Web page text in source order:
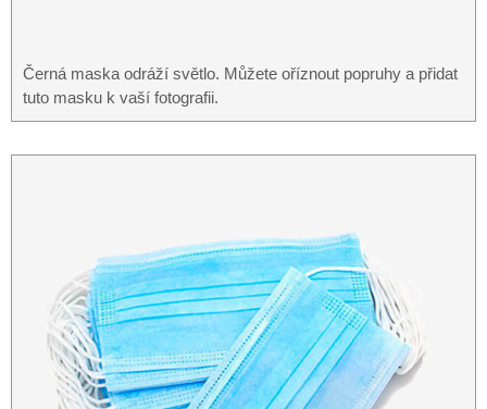
Černá maska ​​odráží světlo. Můžete oříznout popruhy a přidat
tuto masku k vaší fotografii.